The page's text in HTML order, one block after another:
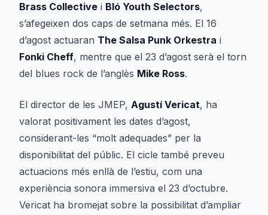
Brass Collective i Bló Youth Selectors,
s’afegeixen dos caps de setmana més. El 16
d’agost actuaran The Salsa Punk Orkestra i
Fonki Cheff, mentre que el 23 d’agost serà el torn
del blues rock de l’anglès Mike Ross.
El director de les JMEP, Agustí Vericat, ha
valorat positivament les dates d’agost,
considerant-les “molt adequades” per la
disponibilitat del públic. El cicle també preveu
actuacions més enllà de l’estiu, com una
experiència sonora immersiva el 23 d’octubre.
Vericat ha bromejat sobre la possibilitat d’ampliar